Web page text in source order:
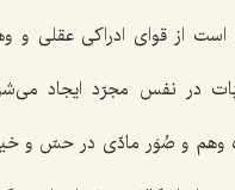
است از قوای ادراکی عقلی
در نفس مجرّد ایجاد
وهم و صُوَر مادّی در حسّ و